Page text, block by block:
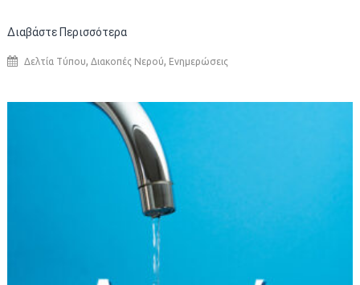
Διαβάστε Περισσότερα
Δελτία Τύπου, Διακοπές Νερού, Ενημερώσεις